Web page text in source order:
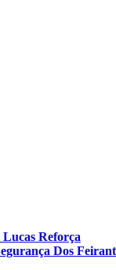
Reforça
Dos